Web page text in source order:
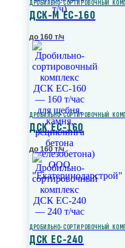
ДРОБИЛЬНО-СОРТИРОВОЧНЫЙ
ДСК-М ЕС-160
до 160 т/ч
ДРОБИЛЬНО-СОРТИРОВОЧНЫЙ
ДСК ЕС-160
до 160 т/ч
ДРОБИЛЬНО-СОРТИРОВОЧНЫЙ
ДСК ЕС-240